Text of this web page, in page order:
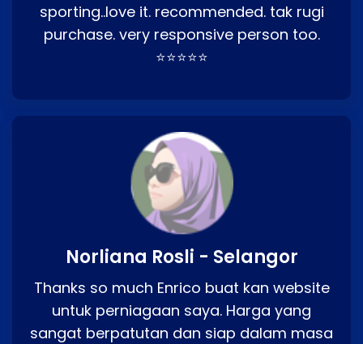
sporting..love it. recommended. tak rugi
purchase. very responsive person too.
⭐⭐⭐⭐⭐
Norliana Rosli - Selangor
Thanks so much Enrico buat kan website
untuk perniagaan saya. Harga yang
sangat berpatutan dan siap dalam masa